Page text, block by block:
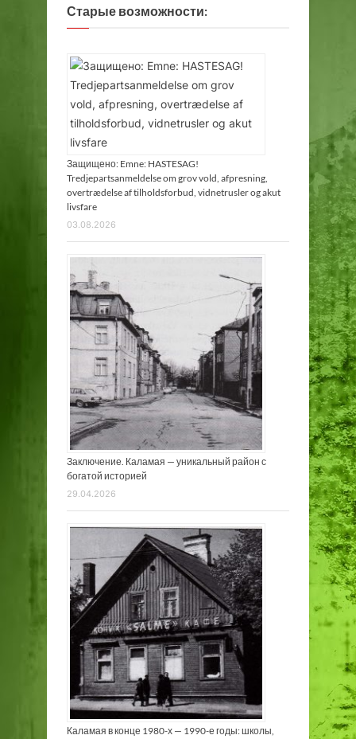
Старые возможности:
Защищено: Emne: HASTESAG!
Tredjepartsanmeldelse om grov vold, afpresning,
overtrædelse af tilholdsforbud, vidnetrusler og akut
livsfare
03.08.2026
Заключение. Каламая — уникальный район с
богатой историей
29.04.2026
Каламая в конце 1980-х — 1990-е годы: школы,